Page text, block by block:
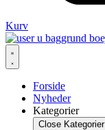
Kurv
Forside
Nyheder
Kategorier
Close Kategorier